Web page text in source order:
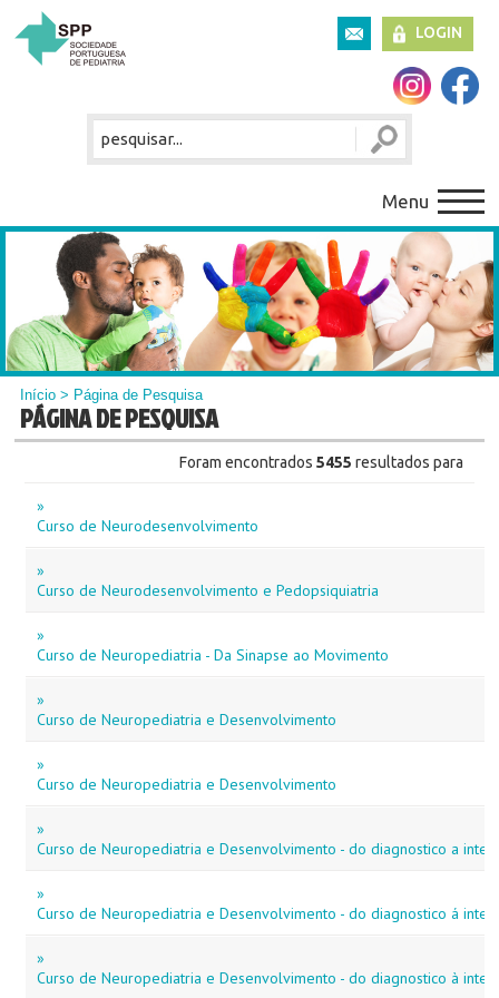
LOGIN
Menu
Início > Página de Pesquisa
PÁGINA DE PESQUISA
Foram encontrados 5455resultados para
»
Curso de Neurodesenvolvimento
»
Curso de Neurodesenvolvimento e Pedopsiquiatria
»
Curso de Neuropediatria - Da Sinapse ao Movimento
»
Curso de Neuropediatria e Desenvolvimento
»
Curso de Neuropediatria e Desenvolvimento
»
Curso de Neuropediatria e Desenvolvimento - do diagnostico a
»
Curso de Neuropediatria e Desenvolvimento - do diagnostico á
»
Curso de Neuropediatria e Desenvolvimento - do diagnostico à